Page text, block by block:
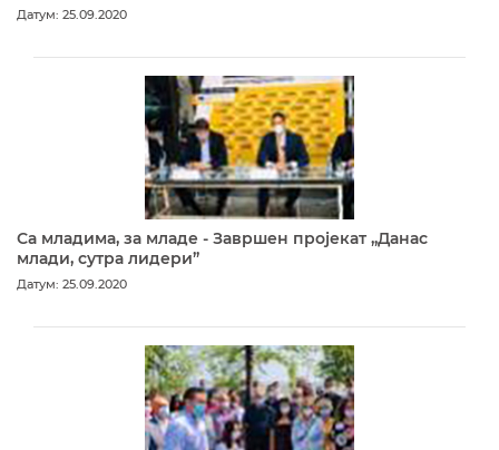
Датум: 25.09.2020
Са младима, за младе - Завршен пројекат „Данас
млади, сутра лидери”
Датум: 25.09.2020